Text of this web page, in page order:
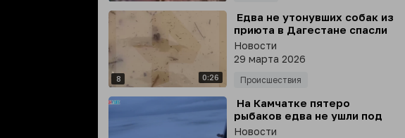
8 0:26
⁣ Едва не утонувших собак из
приюта в Дагестане спасли
неравнодушные - вольеры
затапливало после сильных
осадков
Новости
29 марта 2026
Происшествия
⁣ На Камчатке пятеро
рыбаков едва не ушли под
лёд на озере Нерпичьем
Новости